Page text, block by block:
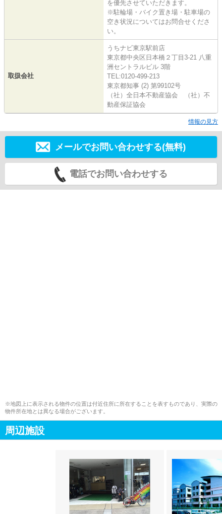
を優先させていただきます。
※駐輪場・バイク置き場・駐車場の
空き状況についてはお問合せくださ
い。
取扱会社
うちナビ東京駅前店
東京都中央区日本橋２丁目3-21 八重
洲セントラルビル 3階
TEL:0120-499-213
東京都知事 (2) 第99102号
（社）全日本不動産協会 （社）不
動産保証協会
情報の見方
メールでお問い合わせする(無料)
電話でお問い合わせする
※地図上に表示される物件の位置は付近住所に所在することを表すものであり、実際の
物件所在地とは異なる場合がございます。
周辺施設